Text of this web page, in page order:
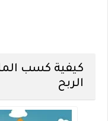
كيفية كسب
الربح